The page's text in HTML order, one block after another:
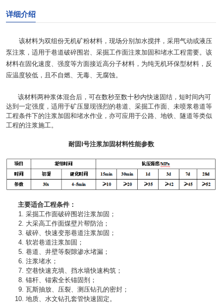
详细介绍
该材料为双组份无机矿粉材料，现场分别加水搅拌，采用气动或液压
泵注浆，适用于巷道破碎围岩、采掘工作面注浆加固和堵水工程需要。该
材料在固化速度、强度等方面接近高分子材料，为纯无机环保型材料，反
应温度较低，且不自燃、无毒、无腐蚀。
该材料两种浆体混合后，可在数秒至数十秒内快速固结，短时间内可
达到一定强度，适用于矿压显现强烈的巷道、采掘工作面、未喷浆巷道等
工程条件下的注浆加固和堵水作业，亦可应用于公路、地铁、隧道等类似
工程的注浆施工。
耐固Ⅰ号注浆加固材料性能参数
主要适合工程条件：
采掘工作面破碎围岩注浆加固；
大采高工作面煤壁片帮防治；
破碎、快速变形巷道注浆加固；
软岩巷道注浆加固；
巷道、井壁等裂隙渗水堵漏；
注浆堵水；
空巷快速充填、挡水墙快速构筑；
锚杆、锚索全长锚固剂；
瓦斯抽放、压裂、测压钻孔的密封；
地质、水文钻孔套管快速固定。